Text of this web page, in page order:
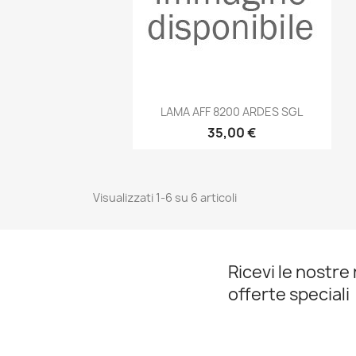
LAMA AFF 8200 ARDES SGL
35,00 €
Anteprima
Visualizzati 1-6 su 6 articoli
Ricevi le nostre
offerte speciali